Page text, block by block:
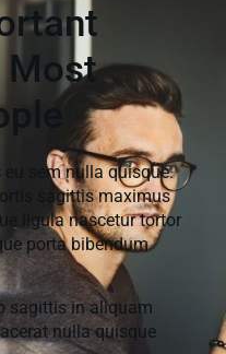
Most
sem nulla quisque.
sagittis maximus
ligula nascetur tortor
porta bibendum
sagittis in aliquam
nulla quisque